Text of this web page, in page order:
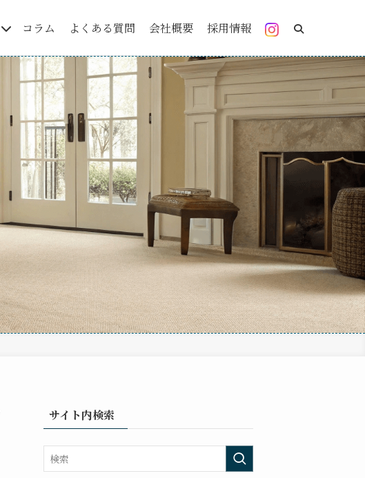
コラム よくある質問 会社概要 採用情報
検索
サイト内検索